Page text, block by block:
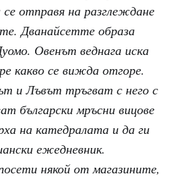
отправя на разглеждане
Дванайсетте образа
Овенът веднага иска
какво се вижда отгоре.
и Лъвът тръгват с него с
български мръсни вицове
на катедралата и да ги
ежедневник.
някой от магазините,